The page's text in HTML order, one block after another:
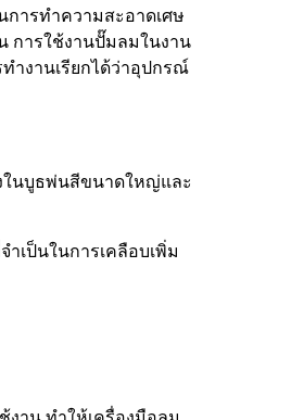
ารทำความสะอาดเศษ
การใช้งานปั๊มลมในงาน
ำงานเรียกได้ว่าอุปกรณ์
นบูธพ่นสีขนาดใหญ่และ
เป็นในการเคลือบเพิ่ม